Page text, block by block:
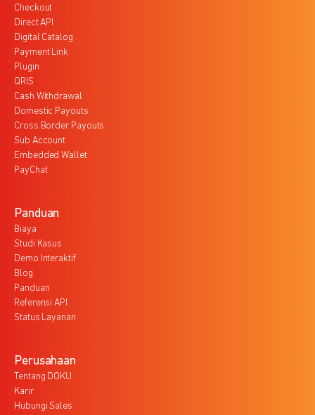
Checkout
Direct API
Digital Catalog
Payment Link
Plugin
QRIS
Cash Withdrawal
Domestic Payouts
Cross Border Payouts
Sub Account
Embedded Wallet
PayChat
Panduan
Biaya
Studi Kasus
Demo Interaktif
Blog
Panduan
Referensi API
Status Layanan
Perusahaan
Tentang DOKU
Karir
Hubungi Sales